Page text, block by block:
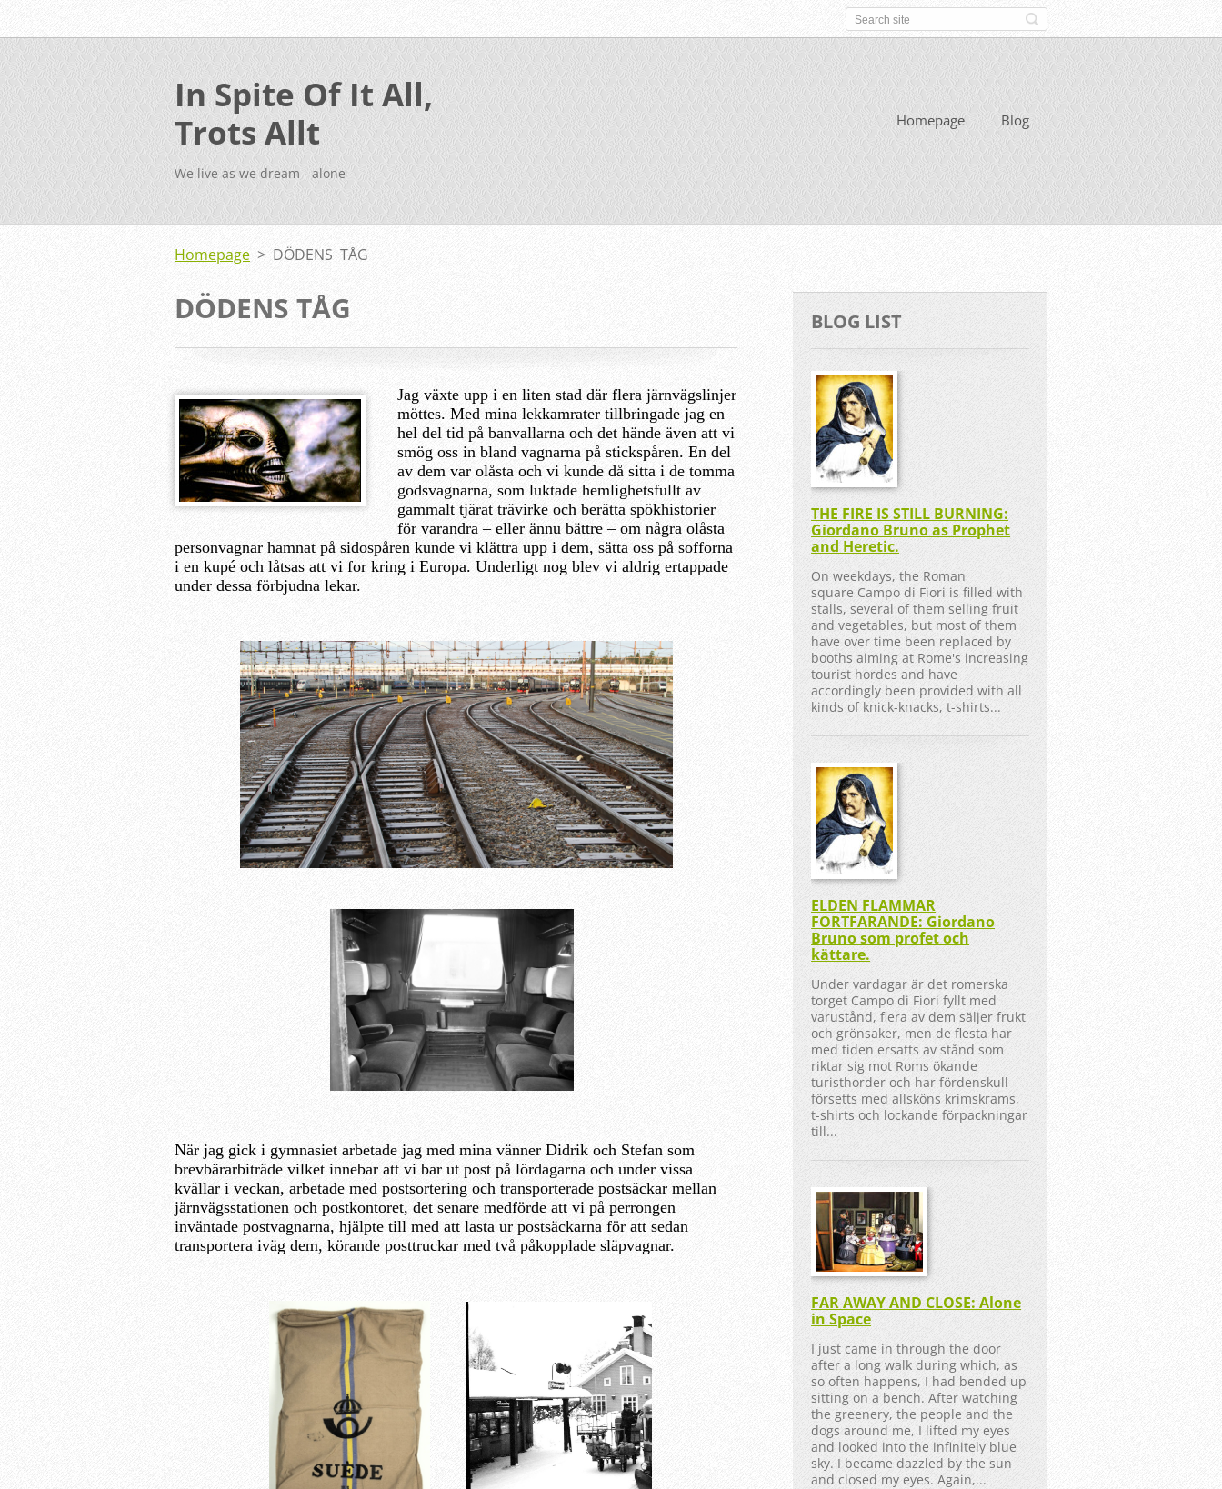
In Spite Of It All,
Trots Allt
We live as we dream - alone
Homepage Blog
Homepage > DÖDENS TÅG
DÖDENS TÅG
Jag växte upp i en liten stad där flera järnvägslinjer
möttes. Med mina lekkamrater tillbringade jag en
hel del tid på banvallarna och det hände även att vi
smög oss in bland vagnarna på stickspåren. En del
av dem var olåsta och vi kunde då sitta i de tomma
godsvagnarna, som luktade hemlighetsfullt av
gammalt tjärat trävirke och berätta spökhistorier
för varandra – eller ännu bättre – om några olåsta
personvagnar hamnat på sidospåren kunde vi klättra upp i dem, sätta oss på sofforna
i en kupé och låtsas att vi for kring i Europa. Underligt nog blev vi aldrig ertappade
under dessa förbjudna lekar.
När jag gick i gymnasiet arbetade jag med mina vänner Didrik och Stefan som
brevbärarbiträde vilket innebar att vi bar ut post på lördagarna och under vissa
kvällar i veckan, arbetade med postsortering och transporterade postsäckar mellan
järnvägsstationen och postkontoret, det senare medförde att vi på perrongen
inväntade postvagnarna, hjälpte till med att lasta ur postsäckarna för att sedan
transportera iväg dem, körande posttruckar med två påkopplade släpvagnar.
BLOG LIST
THE FIRE IS STILL BURNING:
Giordano Bruno as Prophet
and Heretic.
On weekdays, the Roman
square Campo di Fiori is filled with
stalls, several of them selling fruit
and vegetables, but most of them
have over time been replaced by
booths aiming at Rome's increasing
tourist hordes and have
accordingly been provided with all
kinds of knick-knacks, t-shirts...
ELDEN FLAMMAR
FORTFARANDE: Giordano
Bruno som profet och
kättare.
Under vardagar är det romerska
torget Campo di Fiori fyllt med
varustånd, flera av dem säljer frukt
och grönsaker, men de flesta har
med tiden ersatts av stånd som
riktar sig mot Roms ökande
turisthorder och har fördenskull
försetts med allsköns krimskrams,
t-shirts och lockande förpackningar
till...
FAR AWAY AND CLOSE: Alone
in Space
I just came in through the door
after a long walk during which, as
so often happens, I had bended up
sitting on a bench. After watching
the greenery, the people and the
dogs around me, I lifted my eyes
and looked into the infinitely blue
sky. I became dazzled by the sun
and closed my eyes. Again,...